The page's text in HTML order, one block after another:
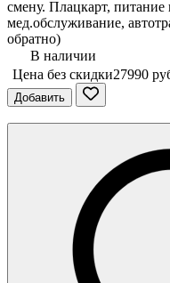
смену. Плацкарт,
мед.обслуживание,
обратно)
В наличии
Цена без скидки27990
Добавить